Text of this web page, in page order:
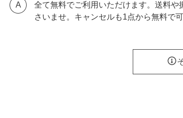
全て無料でご利用いただけます。送料
さいませ。キャンセルも1点から無料で